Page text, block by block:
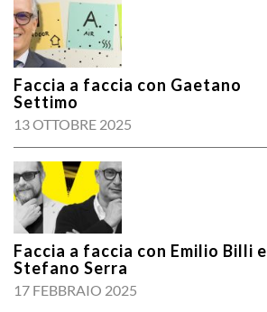
Faccia a faccia con Gaetano
Settimo
13 OTTOBRE 2025
Faccia a faccia con Emilio Billi e
Stefano Serra
17 FEBBRAIO 2025